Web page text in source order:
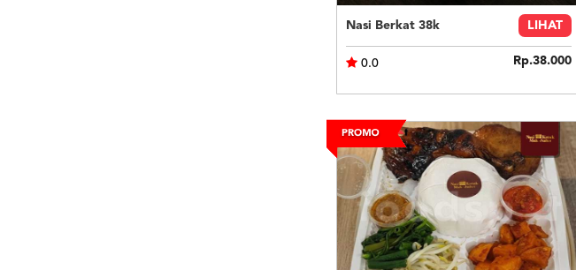
Nasi Berkat 38k LIHAT
0.0 Rp.38.000